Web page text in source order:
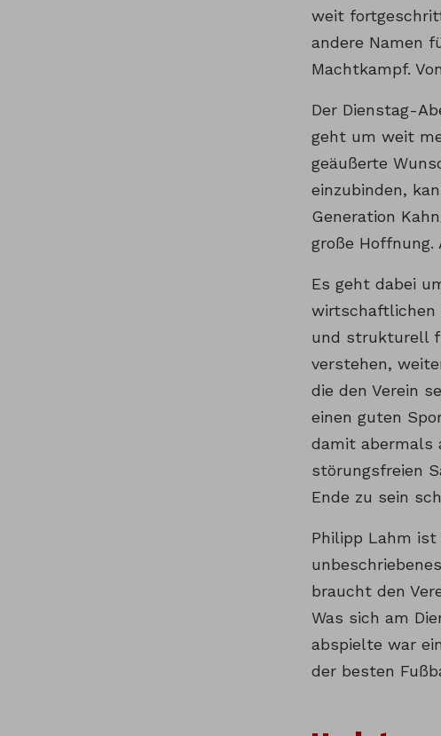
weit
andere Namen
Machtkampf.
Der Dienstag-
geht um weit
geäußerte
einzubinden,
Generation
große
Es geht dabei
wirtschaftlichen
und strukturell
verstehen,
die den Verein
einen guten
damit abermals
störungsfreien
Ende zu sein
Philipp Lahm
braucht den
Was sich am
abspielte war
der besten